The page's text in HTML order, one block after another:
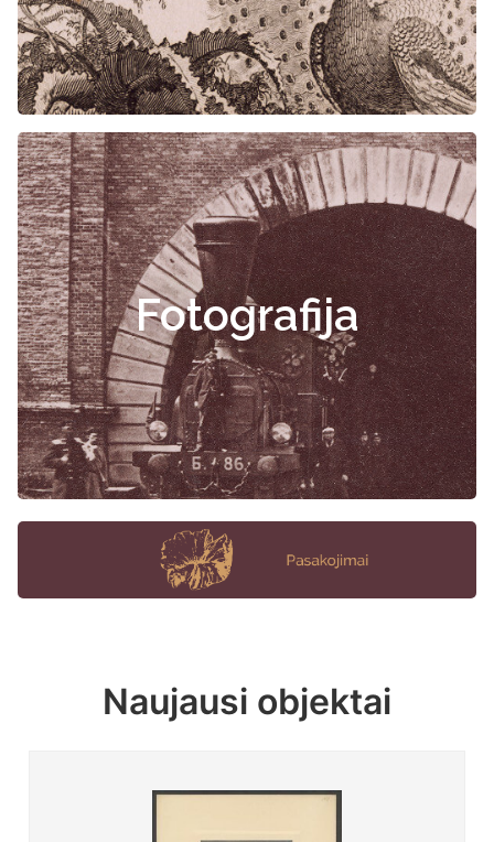
Fotografija
Naujausi objektai